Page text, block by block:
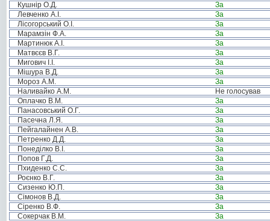
Кушнір О.Д.
За
Левченко А.І.
За
Лісогорський О.І.
За
Марамзін Ф.А.
За
Мартинюк А.І.
За
Матвєєв В.Г.
За
Мигович І.І.
За
Мішура В.Д.
За
Мороз А.М.
За
Наливайко А.М.
Не голосував
Оплачко В.М.
За
Панасовський О.Г.
За
Пасечна Л.Я.
За
Пейгалайнен А.В.
За
Петренко Д.Д.
За
Понеділко В.І.
За
Попов Г.Д.
За
Пхиденко С.С.
За
Роєнко В.Г.
За
Сизенко Ю.П.
За
Сімонов В.Д.
За
Сіренко В.Ф.
За
Сокерчак В.М.
За